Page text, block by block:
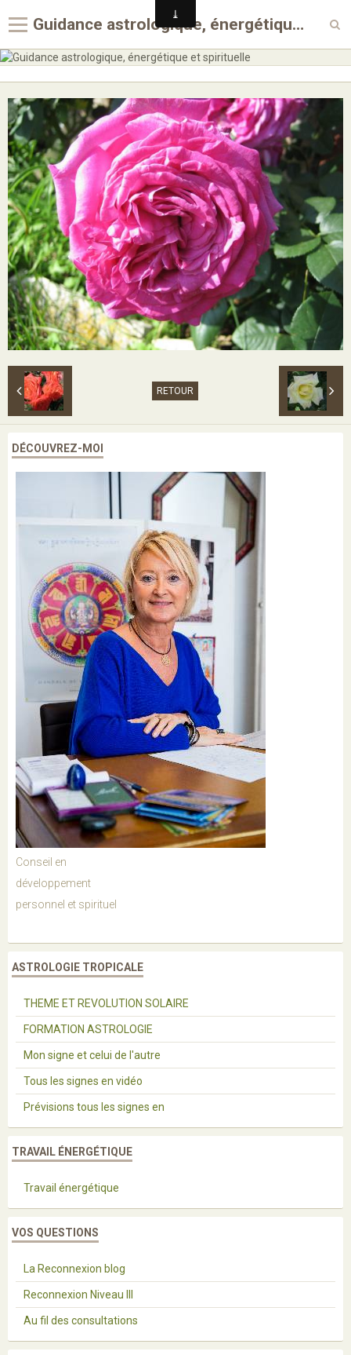
Guidance astrologique, énergétique et spirituelle
Accueil
Témoignages
Blog
Album photos
Newsletter
Agenda
Contact
RETOUR
DÉCOUVREZ-MOI
Conseil en
développement
personnel et spirituel
ASTROLOGIE TROPICALE
THEME ET REVOLUTION SOLAIRE
FORMATION ASTROLOGIE
Mon signe et celui de l'autre
Tous les signes en vidéo
Prévisions tous les signes en
TRAVAIL ÉNERGÉTIQUE
Travail énergétique
VOS QUESTIONS
La Reconnexion blog
Reconnexion Niveau III
Au fil des consultations